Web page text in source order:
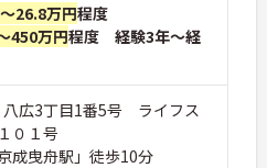
26.8万円程度
450万円程度 経験3年～経
八広3丁目1番5号 ライフス
０１号
成曳舟駅」徒歩10分